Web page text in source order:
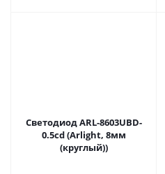
Светодиод ARL-8603UBD-
0.5cd (Arlight, 8мм
(круглый))